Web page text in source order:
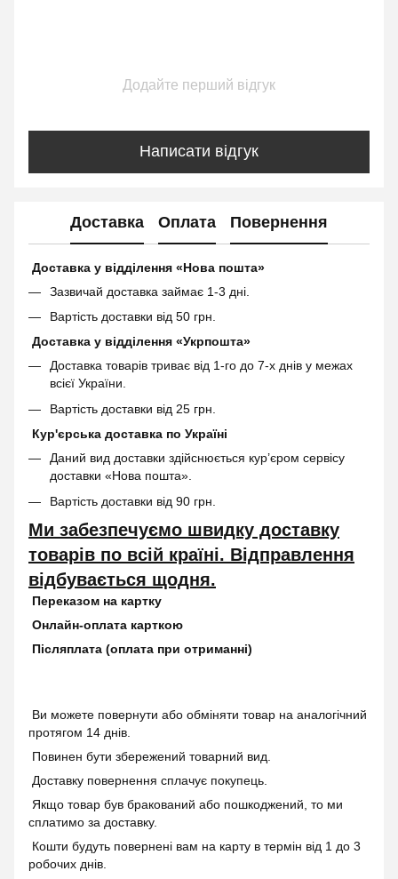
Додайте перший відгук
Написати відгук
Доставка Оплата Повернення
Доставка у відділення «Нова пошта»
Зазвичай доставка займає 1-3 дні.
Вартість доставки від 50 грн.
Доставка у відділення «Укрпошта»
Доставка товарів триває від 1-го до 7-х днів у межах
всієї України.
Вартість доставки від 25 грн.
Кур'єрська доставка по Україні
Даний вид доставки здійснюється кур’єром сервісу
доставки «Нова пошта».
Вартість доставки від 90 грн.
Ми забезпечуємо швидку доставку
товарів по всій країні. Відправлення
відбувається щодня.
Переказом на картку
Онлайн-оплата карткою
Післяплата (оплата при отриманні)
Ви можете повернути або обміняти товар на аналогічний
протягом 14 днів.
Повинен бути збережений товарний вид.
Доставку повернення сплачує покупець.
Якщо товар був бракований або пошкоджений, то ми
сплатимо за доставку.
Кошти будуть повернені вам на карту в термін від 1 до 3
робочих днів.